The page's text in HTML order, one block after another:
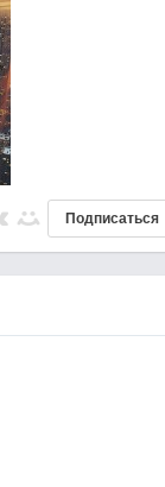
Подписаться